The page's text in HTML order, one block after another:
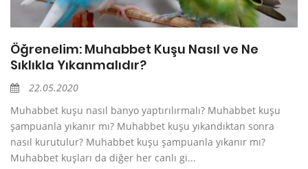
Öğrenelim: Muhabbet Kuşu Nasıl ve Ne
Sıklıkla Yıkanmalıdır?
22.05.2020
Muhabbet kuşu nasıl banyo yaptırılırmalı? Muhabbet kuşu
şampuanla yıkanır mı? Muhabbet kuşu yıkandıktan sonra
nasıl kurutulur? Muhabbet kuşu şampuanla yıkanır mı?
Muhabbet kuşları da diğer her canlı gi...